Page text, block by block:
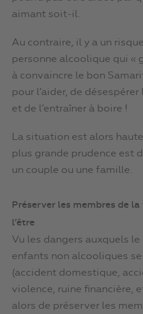
aimant soit-il.
Au contraire, il y a un
personne alcoolique qui «
à convaincre le bon
pour l’aider, de désespérer
et de l’entraîner à boire !
La situation est alors
plus grande prudence est
un couple ou une famille.
Préserver les membres de
l’être
Vu les dangers auxquels
enfants non alcooliques
(accident domestique,
violence, ruine financière,
alors de préserver les